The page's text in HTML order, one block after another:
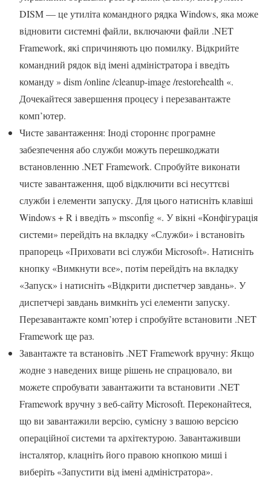
DISM — це утиліта командного рядка Windows, яка може
відновити системні файли, включаючи файли .NET
Framework, які спричиняють цю помилку. Відкрийте
командний рядок від імені адміністратора і введіть
команду » dism /online /cleanup-image /restorehealth «.
Дочекайтеся завершення процесу і перезавантажте
комп’ютер.
Чисте завантаження: Іноді стороннє програмне
забезпечення або служби можуть перешкоджати
встановленню .NET Framework. Спробуйте виконати
чисте завантаження, щоб відключити всі несуттєві
служби і елементи запуску. Для цього натисніть клавіші
Windows + R і введіть » msconfig «. У вікні «Конфігурація
системи» перейдіть на вкладку «Служби» і встановіть
прапорець «Приховати всі служби Microsoft». Натисніть
кнопку «Вимкнути все», потім перейдіть на вкладку
«Запуск» і натисніть «Відкрити диспетчер завдань». У
диспетчері завдань вимкніть усі елементи запуску.
Перезавантажте комп’ютер і спробуйте встановити .NET
Framework ще раз.
Завантажте та встановіть .NET Framework вручну: Якщо
жодне з наведених вище рішень не спрацювало, ви
можете спробувати завантажити та встановити .NET
Framework вручну з веб-сайту Microsoft. Переконайтеся,
що ви завантажили версію, сумісну з вашою версією
операційної системи та архітектурою. Завантаживши
інсталятор, клацніть його правою кнопкою миші і
виберіть «Запустити від імені адміністратора».